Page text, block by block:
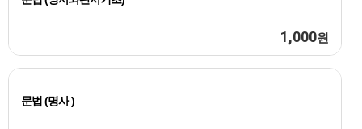
1,000원
문법 (명사 )